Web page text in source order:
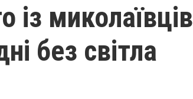
із миколаївців
без світла